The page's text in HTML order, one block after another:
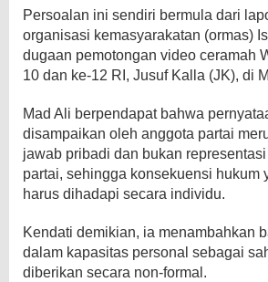
Persoalan ini sendiri bermula dari
organisasi kemasyarakatan (ormas)
dugaan pemotongan video ceramah
10 dan ke-12 RI, Jusuf Kalla (JK), di
Mad Ali berpendapat bahwa
disampaikan oleh anggota partai
jawab pribadi dan bukan
partai, sehingga konsekuensi hukum
harus dihadapi secara individu.
Kendati demikian, ia menambahkan
dalam kapasitas personal sebagai
diberikan secara non-formal.